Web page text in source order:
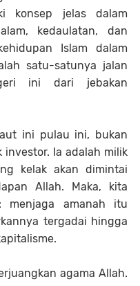
konsep jelas dalam
kedaulatan, dan
Islam dalam
satu-satunya jalan
ini dari jebakan
ini pulau ini, bukan
Ia adalah milik
kelak akan dimintai
Allah. Maka, kita
amanah itu
tergadai hingga
agama Allah.